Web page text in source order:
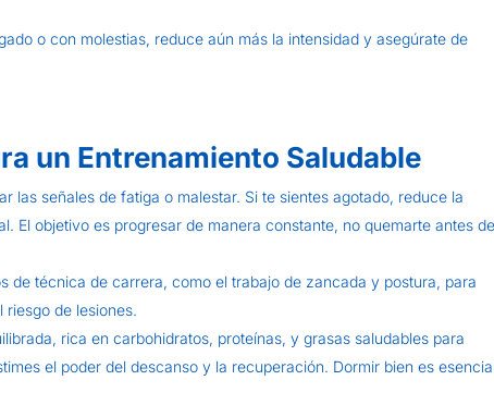
o con molestias, reduce aún más la intensidad y asegúrate de
un Entrenamiento Saludable
las señales de fatiga o malestar. Si te sientes agotado, reduce la
El objetivo es progresar de manera constante, no quemarte antes
de técnica de carrera, como el trabajo de zancada y postura, para
de lesiones.
rica en carbohidratos, proteínas, y grasas saludables para
el poder del descanso y la recuperación. Dormir bien es